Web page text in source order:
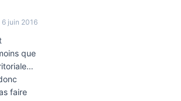
6 juin 2016
que
faire